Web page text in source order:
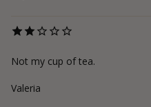
Not my cup of tea.
Valeria